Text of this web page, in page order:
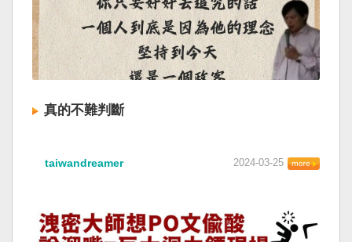
真的不難判斷
taiwandreamer 2024-03-25